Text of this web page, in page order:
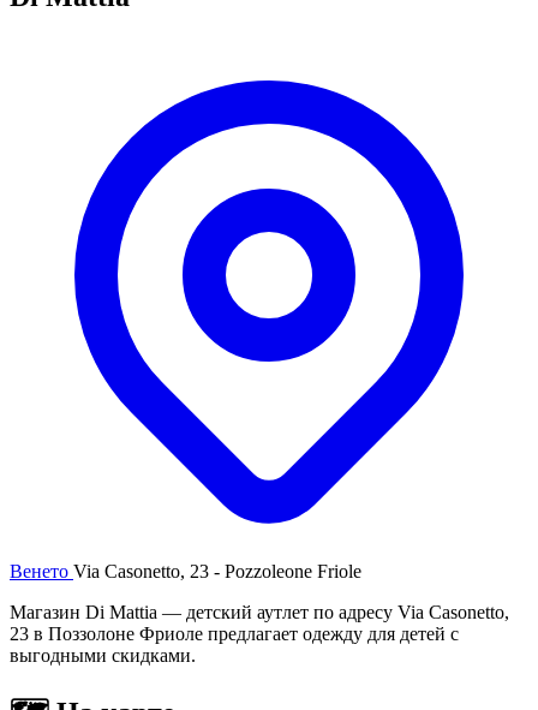
Венето Via Casonetto, 23 - Pozzoleone Friole
Магазин Di Mattia — детский аутлет по адресу Via Casonetto,
23 в Поззолоне Фриоле предлагает одежду для детей с
выгодными скидками.